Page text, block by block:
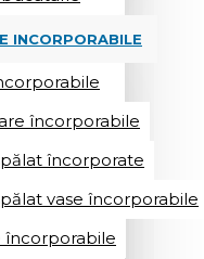
INCORPORABILE
încorporabile
încorporate
vase încorporabile
încorporabile